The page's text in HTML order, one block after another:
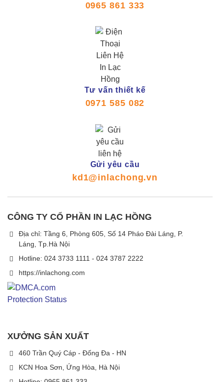
0965 861 333
Tư vấn thiết kế
0971 585 082
Gửi yêu cầu
kd1@inlachong.vn
CÔNG TY CỔ PHẦN IN LẠC HỒNG
Địa chỉ: Tầng 6, Phòng 605, Số 14 Pháo Đài Láng, P.
Láng, Tp.Hà Nội
Hotline: 024 3733 1111 - 024 3787 2222
https://inlachong.com
XƯỞNG SẢN XUẤT
460 Trần Quý Cáp - Đống Đa - HN
KCN Hoa Sơn, Ứng Hòa, Hà Nội